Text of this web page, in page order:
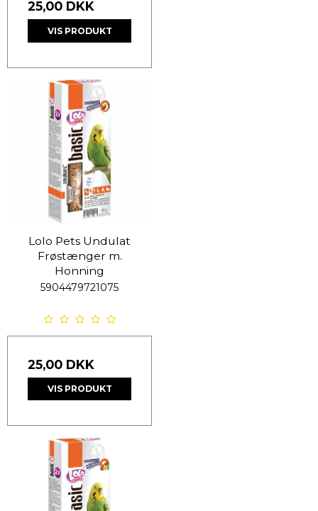
25,00 DKK
VIS PRODUKT
Lolo Pets Undulat
Frøstænger m.
Honning
5904479721075
25,00 DKK
VIS PRODUKT